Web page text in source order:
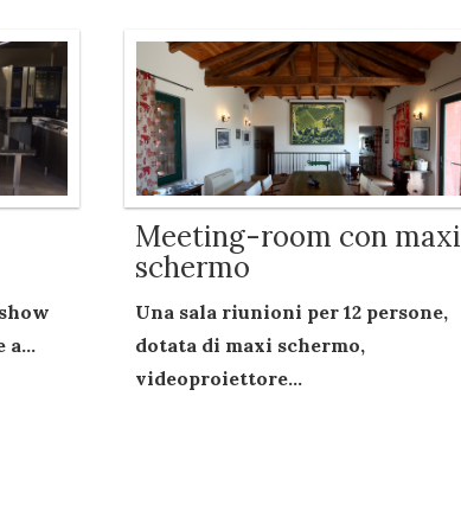
show
a...
Meeting-room con maxi
schermo
Una sala riunioni per 12 persone,
dotata di maxi schermo,
videoproiettore...